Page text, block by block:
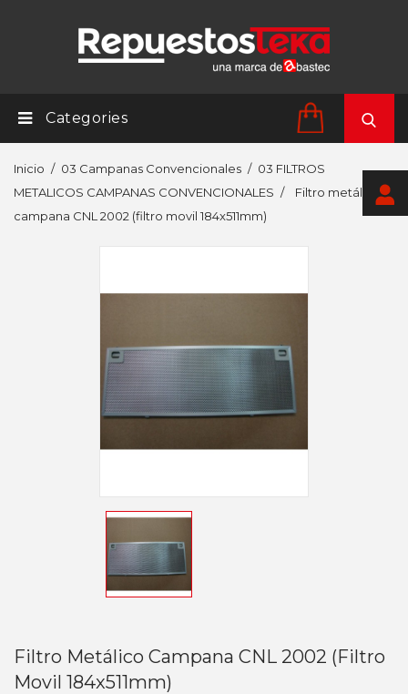
Categories
Inicio 03 Campanas Convencionales
03 FILTROS
METALICOS CAMPANAS CONVENCIONALES
Filtro metálico
campana CNL 2002 (filtro movil 184x511mm)
Filtro Metálico Campana CNL 2002 (filtro
Movil 184x511mm)